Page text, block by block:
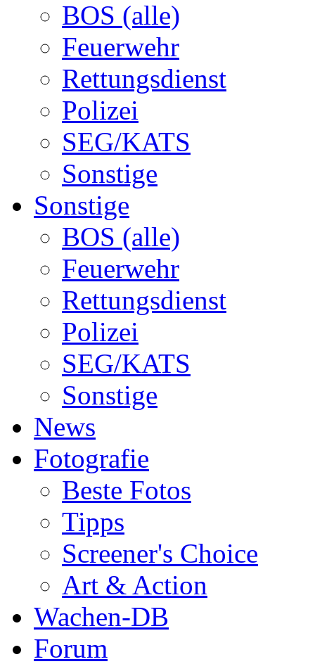
BOS (alle)
Feuerwehr
Rettungsdienst
Polizei
SEG/KATS
Sonstige
Sonstige
BOS (alle)
Feuerwehr
Rettungsdienst
Polizei
SEG/KATS
Sonstige
News
Fotografie
Beste Fotos
Tipps
Screener's Choice
Art & Action
Wachen-DB
Forum